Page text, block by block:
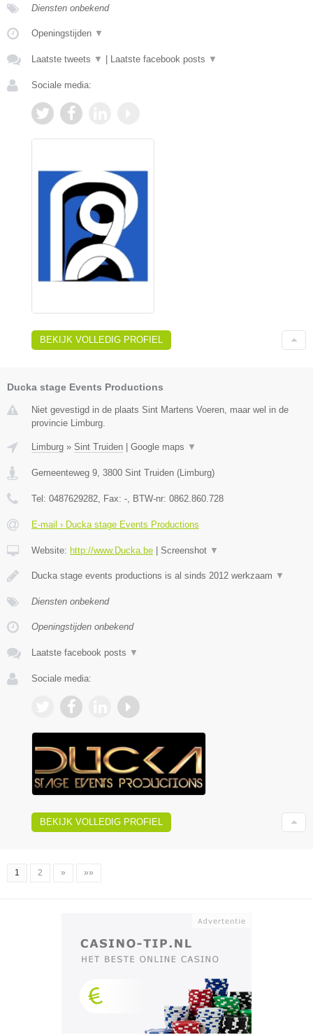
Diensten onbekend
Openingstijden ▼
Laatste tweets ▼ Laatste facebook posts ▼
Sociale media:
BEKIJK VOLLEDIG PROFIEL
Ducka stage Events Productions
Niet gevestigd in de plaats Sint Martens Voeren, maar wel in de
provincie Limburg.
Limburg » Sint Truiden | Google maps ▼
Gemeenteweg 9 3800 Sint Truiden (Limburg)
Tel: 0487629282 , Fax: - , BTW-nr: 0862.860.728
E-mail › Ducka stage Events Productions
Website: http://www.Ducka.be | Screenshot ▼
Ducka stage events productions is al sinds 2012 werkzaam ▼
Diensten onbekend
Openingstijden onbekend
Laatste facebook posts ▼
Sociale media:
BEKIJK VOLLEDIG PROFIEL
1 2 » »»